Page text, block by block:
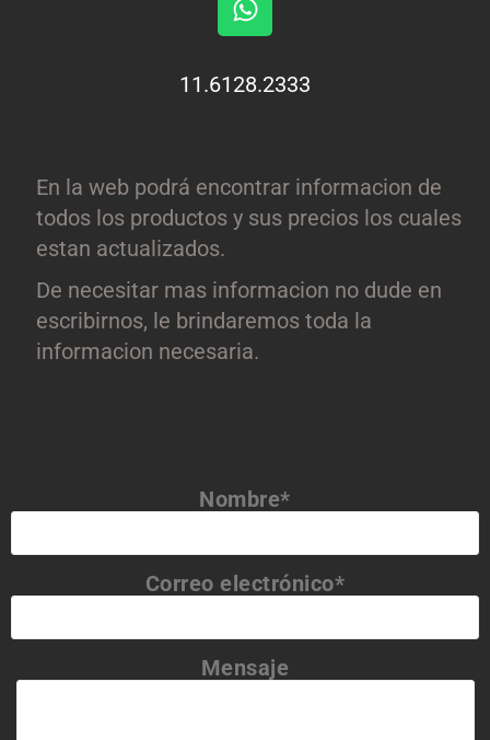
11.6128.2333
En la web podrá encontrar informacion de
todos los productos y sus precios los cuales
estan actualizados.
De necesitar mas informacion no dude en
escribirnos, le brindaremos toda la
informacion necesaria.
Nombre*
Correo electrónico*
Mensaje